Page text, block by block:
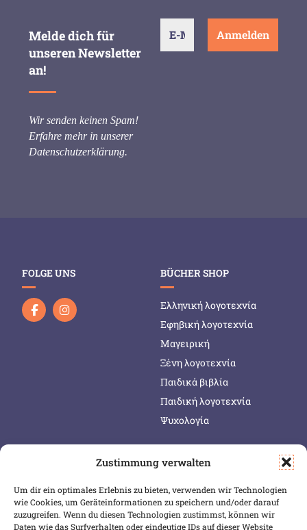
Zustimmung verwalten
Um dir ein optimales Erlebnis zu bieten, verwenden wir Technologien
wie Cookies, um Geräteinformationen zu speichern und/oder darauf
zuzugreifen. Wenn du diesen Technologien zustimmst, können wir
Daten wie das Surfverhalten oder eindeutige IDs auf dieser Website
Melde dich für
unseren Newsletter
an!
Wir senden keinen Spam!
Erfahre mehr in unserer
Datenschutzerklärung.
FOLGE UNS BÜCHER SHOP
Ελληνική λογοτεχνία
Εφηβική λογοτεχνία
Μαγειρική
Ξένη λογοτεχνία
Παιδικά βιβλία
Παιδική λογοτεχνία
Ψυχολογία
SERVICE & INFOS
Warenkorb
Wunschliste
SICHER BEZAHLEN